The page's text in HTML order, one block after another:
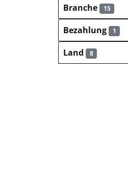
Branche 15
Bezahlung 1
Land 8